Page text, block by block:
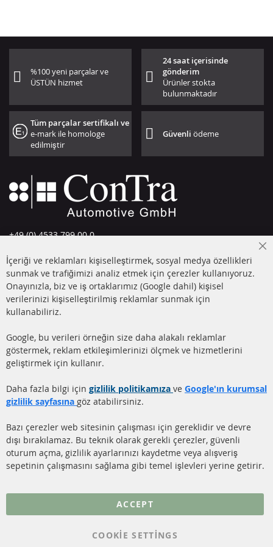
%100 yeni parçalar ve
ÜSTÜN hizmet
24 saat içerisinde
gönderim
Ürünler stokta
bulunmaktadır
Tüm parçalar sertifikalı ve
e-mark ile homologe
edilmiştir
Güvenliödeme
+49 (0) 4533 799 00 0
info@contra-automotive.de
facebook
instagram
HIZLI LİNKLER
(DPF)
DİZEL PARTİKÜL FİLTRESİ
KATALİZÖR (KAT)
SSS
MÜŞTERİ
Hakkımızda
Gönderim ücreti
Daha fazla link
Veri koruma
Genel Çalışma Koşulları
İçeriği ve reklamları kişiselleştirmek, sosyal medya özellikleri
sunmak ve trafiğimizi analiz etmek için çerezler kullanıyoruz.
Onayınızla, biz ve iş ortaklarımız (Google dahil) kişisel
verilerinizi kişiselleştirilmiş reklamlar sunmak için
kullanabiliriz.
Google, bu verileri örneğin size daha alakalı reklamlar
göstermek, reklam etkileşimlerinizi ölçmek ve hizmetlerini
geliştirmek için kullanır.
Daha fazla bilgi için gizlilik politikamıza ve Google'ın kurumsal
gizlilik sayfasına göz atabilirsiniz.
Bazı çerezler web sitesinin çalışması için gereklidir ve devre
dışı bırakılamaz. Bu teknik olarak gerekli çerezler, güvenli
oturum açma, gizlilik ayarlarınızı kaydetme veya alışveriş
sepetinin çalışmasını sağlama gibi temel işlevleri yerine getirir.
ACCEPT
COOKIE SETTINGS